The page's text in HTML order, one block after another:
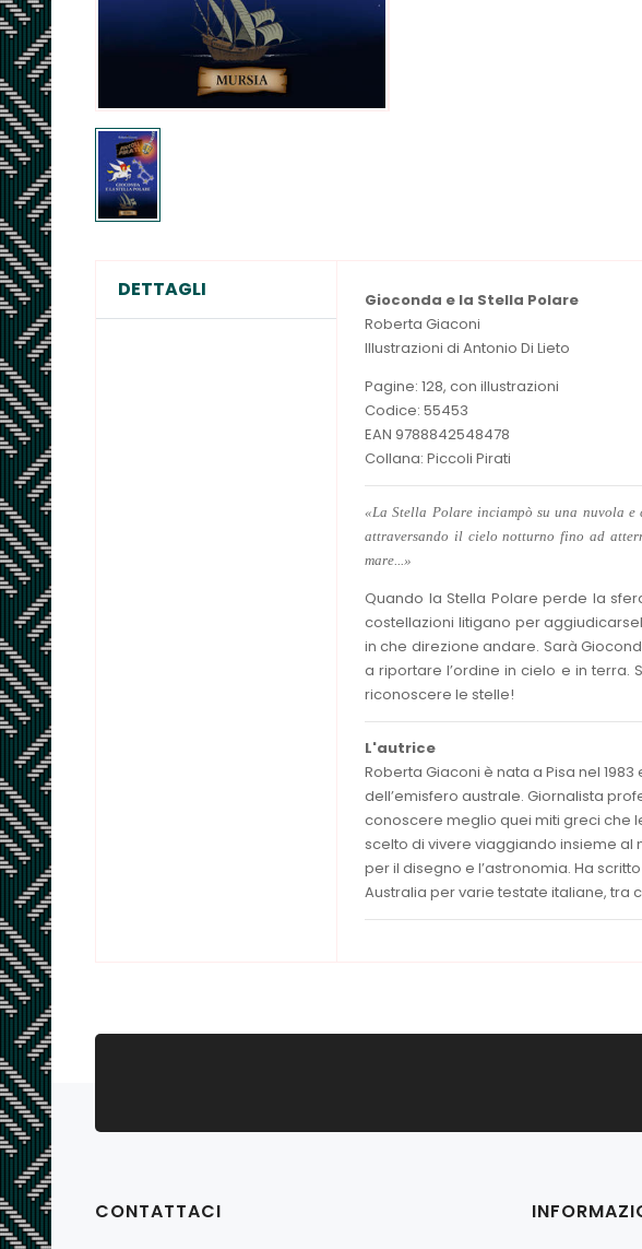
DETTAGLI
Gioconda e la Stella Polare
Roberta Giaconi
Illustrazioni di Antonio Di Lieto
Pagine: 128, con illustrazioni
Codice: 55453
EAN 9788842548478
Collana: Piccoli Pirati
«La Stella Polare inciampò su una nuvola
attraversando il cielo notturno fino ad
mare...»
Quando la Stella Polare perde la
costellazioni litigano per
in che direzione andare. Sarà
a riportare l’ordine in cielo e in
riconoscere le stelle!
L'autrice
Roberta Giaconi è nata a Pisa nel
dell’emisfero australe. Giornalista
conoscere meglio quei miti greci che
scelto di vivere viaggiando insieme al
per il disegno e l’astronomia. Ha
Australia per varie testate italiane, tra
CONTATTACI